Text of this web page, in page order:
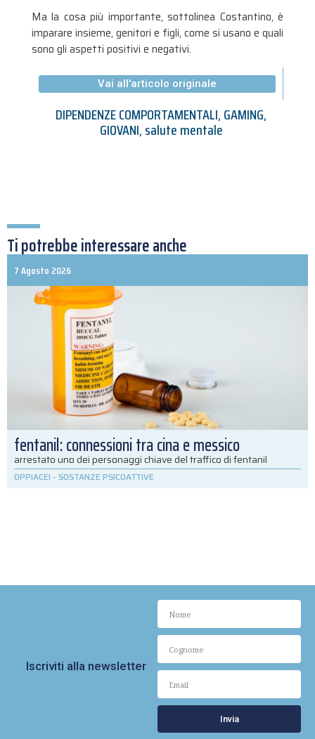
Ma la cosa più importante, sottolinea Costantino, è
imparare insieme, genitori e figli, come si usano e quali
sono gli aspetti positivi e negativi.
Vai all'articolo originale
DIPENDENZE COMPORTAMENTALI,GAMING,
GIOVANI,salute mentale
Ti potrebbe interessare anche
7 Agosto 2026
fentanil: connessioni tra cina e messico
arrestato uno dei personaggi chiave del traffico di fentanil
OPPIACEI - SOSTANZE PSICOATTIVE
Iscriviti alla newsletter
Invia